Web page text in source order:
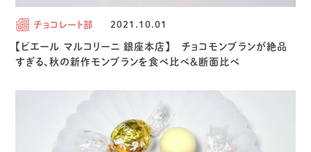
チョコレート部 2021.10.01
【ピエール マルコリーニ 銀座本店】 チョコモンブランが絶品
すぎる、秋の新作モンブランを食べ比べ＆断面比べ